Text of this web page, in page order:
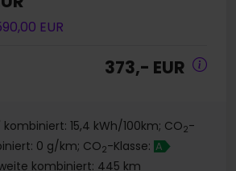
EUR
373,- EUR
kombiniert: 15,4 kWh/100km; CO2-
0 g/km; CO2-Klasse: A
kombiniert: 445 km